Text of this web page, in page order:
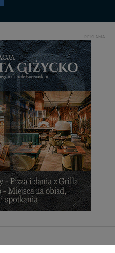
REKLAMA
lub usunięcia,
zrealizowanie Twoich
zawartych w plikach
umożliwia Ci skasowanie
nie możemy tego
odkrywania Mazur na